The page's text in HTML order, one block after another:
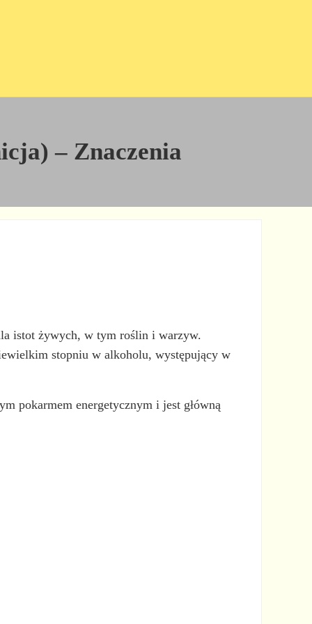
– Znaczenia
istot żywych, w tym roślin i warzyw.
stopniu w alkoholu, występujący w
pokarmem energetycznym i jest główną